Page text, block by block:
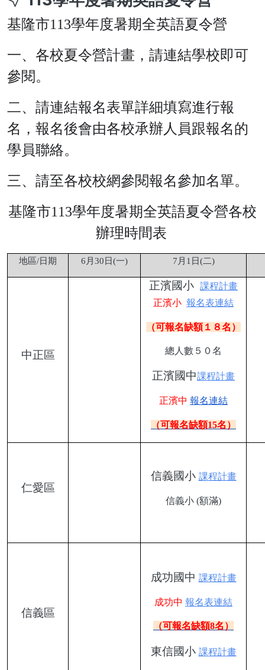
基隆市113學年度暑期全英語夏令營
一、各校夏令營計畫，請連結學校即可
參閱。
二、請連結報名表單詳細填寫進行報
名，報名後會由各校承辦人員跟報名的
學員聯絡。
三、請至各校校網參閱報名參加名單。
基隆市113學年度暑期全英語夏令營各校
辦理時間表
地區/日期 6 月30日(一) 7 月 1 日(二)
中正區
正濱國小 課程計畫
正濱小 報名表連結
（可報名缺額１８名）
總人數５０名
正濱國中課程計畫
正濱中 報名連結
（可報名缺額15名）
仁愛區
信義國小 課程計畫
信義小 (額滿)
信義區
成功國中 課程計畫
成功中 報名表連結
（可報名缺額8名）
東信國小 課程計畫